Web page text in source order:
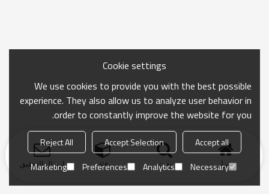
منزل بحث فئة ارسال التحقيق
Cookie settings
We use cookies to provide you with the best possible
experience. They also allow us to analyze user behavior in
order to constantly improve the website for you.
Accept all
Accept Selection
Reject All
Necessary
Analytics
Preferences
Marketing